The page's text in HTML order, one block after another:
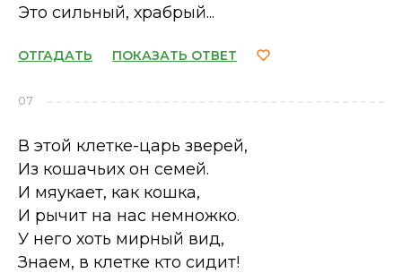
Это сильный, храбрый...
ОТГАДАТЬ ПОКАЗАТЬ ОТВЕТ
07
В этой клетке-царь зверей,
Из кошачьих он семей.
И мяукает, как кошка,
И рычит на нас немножко.
У него хоть мирный вид,
Знаем, в клетке кто сидит!